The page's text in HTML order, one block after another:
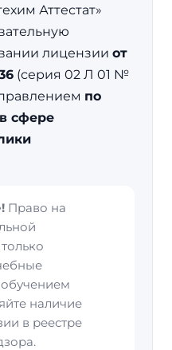
Аттестат»
лицензии от
(серия 02 Л 01 №
по
сфере
Право на
наличие
в реестре